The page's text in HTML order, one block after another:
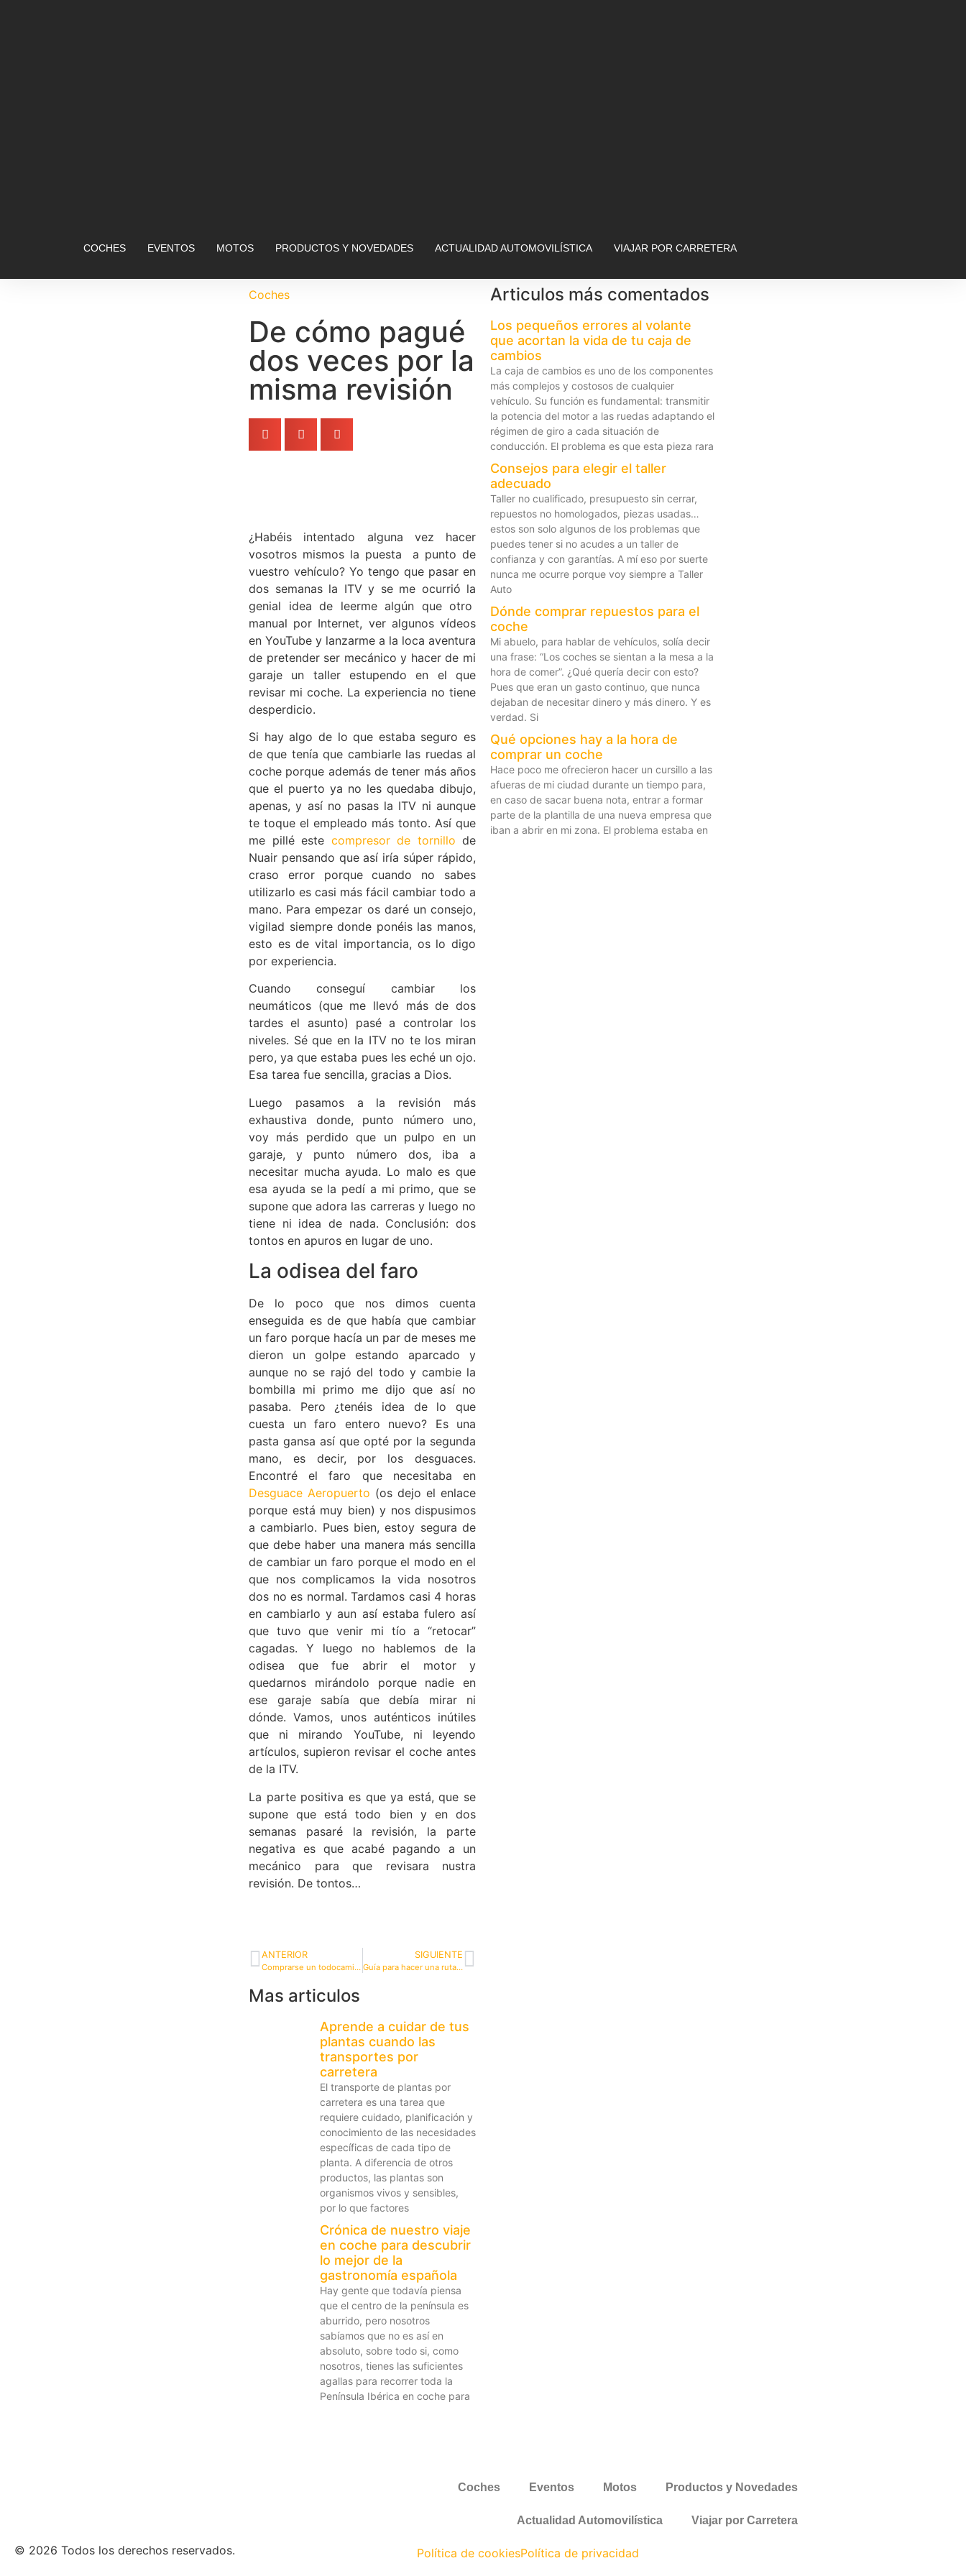
COCHES EVENTOS MOTOS PRODUCTOS Y NOVEDADES ACTUALIDAD AUTOMOVILÍSTICA VIAJAR POR CARRETERA
Coches
De cómo pagué
dos veces por la
misma revisión
¿Habéis intentado alguna vez hacer
vosotros mismos la puesta a punto de
vuestro vehículo? Yo tengo que pasar en
dos semanas la ITV y se me ocurrió la
genial idea de leerme algún que otro
manual por Internet, ver algunos vídeos
en YouTube y lanzarme a la loca aventura
de pretender ser mecánico y hacer de mi
garaje un taller estupendo en el que
revisar mi coche. La experiencia no tiene
desperdicio.
Si hay algo de lo que estaba seguro es
de que tenía que cambiarle las ruedas al
coche porque además de tener más años
que el puerto ya no les quedaba dibujo,
apenas, y así no pasas la ITV ni aunque
te toque el empleado más tonto. Así que
me pillé este compresor de tornillo de
Nuair pensando que así iría súper rápido,
craso error porque cuando no sabes
utilizarlo es casi más fácil cambiar todo a
mano. Para empezar os daré un consejo,
vigilad siempre donde ponéis las manos,
esto es de vital importancia, os lo digo
por experiencia.
Cuando conseguí cambiar los
neumáticos (que me llevó más de dos
tardes el asunto) pasé a controlar los
niveles. Sé que en la ITV no te los miran
pero, ya que estaba pues les eché un ojo.
Esa tarea fue sencilla, gracias a Dios.
Luego pasamos a la revisión más
exhaustiva donde, punto número uno,
voy más perdido que un pulpo en un
garaje, y punto número dos, iba a
necesitar mucha ayuda. Lo malo es que
esa ayuda se la pedí a mi primo, que se
supone que adora las carreras y luego no
tiene ni idea de nada. Conclusión: dos
tontos en apuros en lugar de uno.
La odisea del faro
De lo poco que nos dimos cuenta
enseguida es de que había que cambiar
un faro porque hacía un par de meses me
dieron un golpe estando aparcado y
aunque no se rajó del todo y cambie la
bombilla mi primo me dijo que así no
pasaba. Pero ¿tenéis idea de lo que
cuesta un faro entero nuevo? Es una
pasta gansa así que opté por la segunda
mano, es decir, por los desguaces.
Encontré el faro que necesitaba en
Desguace Aeropuerto (os dejo el enlace
porque está muy bien) y nos dispusimos
a cambiarlo. Pues bien, estoy segura de
que debe haber una manera más sencilla
de cambiar un faro porque el modo en el
que nos complicamos la vida nosotros
dos no es normal. Tardamos casi 4 horas
en cambiarlo y aun así estaba fulero así
que tuvo que venir mi tío a “retocar”
cagadas. Y luego no hablemos de la
odisea que fue abrir el motor y
quedarnos mirándolo porque nadie en
ese garaje sabía que debía mirar ni
dónde. Vamos, unos auténticos inútiles
que ni mirando YouTube, ni leyendo
artículos, supieron revisar el coche antes
de la ITV.
La parte positiva es que ya está, que se
supone que está todo bien y en dos
semanas pasaré la revisión, la parte
negativa es que acabé pagando a un
mecánico para que revisara nustra
revisión. De tontos…
ANTERIOR
Comprarse un todocamino nuevo
SIGUIENTE
Guía para hacer una ruta en coche por la costa Azul
Mas articulos
Aprende a cuidar de tus
plantas cuando las
transportes por
carretera
El transporte de plantas por
carretera es una tarea que
requiere cuidado, planificación y
conocimiento de las necesidades
específicas de cada tipo de
planta. A diferencia de otros
productos, las plantas son
organismos vivos y sensibles,
por lo que factores
Crónica de nuestro viaje
en coche para descubrir
lo mejor de la
gastronomía española
Hay gente que todavía piensa
que el centro de la península es
aburrido, pero nosotros
sabíamos que no es así en
absoluto, sobre todo si, como
nosotros, tienes las suficientes
agallas para recorrer toda la
Península Ibérica en coche para
Articulos más comentados
Los pequeños errores al volante
que acortan la vida de tu caja de
cambios
La caja de cambios es uno de los componentes
más complejos y costosos de cualquier
vehículo. Su función es fundamental: transmitir
la potencia del motor a las ruedas adaptando el
régimen de giro a cada situación de
conducción. El problema es que esta pieza rara
Consejos para elegir el taller
adecuado
Taller no cualificado, presupuesto sin cerrar,
repuestos no homologados, piezas usadas…
estos son solo algunos de los problemas que
puedes tener si no acudes a un taller de
confianza y con garantías. A mí eso por suerte
nunca me ocurre porque voy siempre a Taller
Auto
Dónde comprar repuestos para el
coche
Mi abuelo, para hablar de vehículos, solía decir
una frase: “Los coches se sientan a la mesa a la
hora de comer”. ¿Qué quería decir con esto?
Pues que eran un gasto continuo, que nunca
dejaban de necesitar dinero y más dinero. Y es
verdad. Si
Qué opciones hay a la hora de
comprar un coche
Hace poco me ofrecieron hacer un cursillo a las
afueras de mi ciudad durante un tiempo para,
en caso de sacar buena nota, entrar a formar
parte de la plantilla de una nueva empresa que
iban a abrir en mi zona. El problema estaba en
Coches Eventos Motos Productos y Novedades
Actualidad Automovilística Viajar por Carretera
© 2026 Todos los derechos reservados. Política de cookiesPolítica de privacidad